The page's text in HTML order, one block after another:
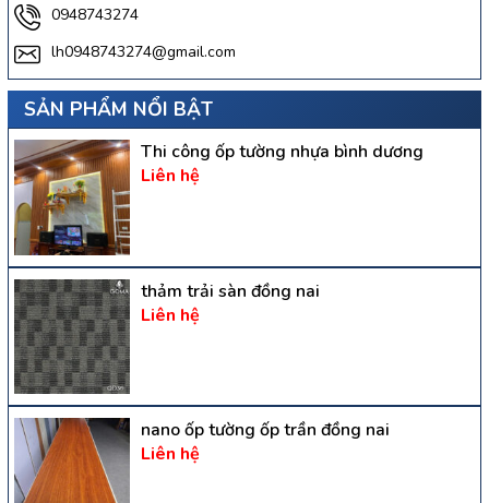
0948743274
lh0948743274@gmail.com
SẢN PHẨM NỔI BẬT
Thi công ốp tường nhựa bình dương
Liên hệ
thảm trải sàn đồng nai
Liên hệ
nano ốp tường ốp trần đồng nai
Liên hệ